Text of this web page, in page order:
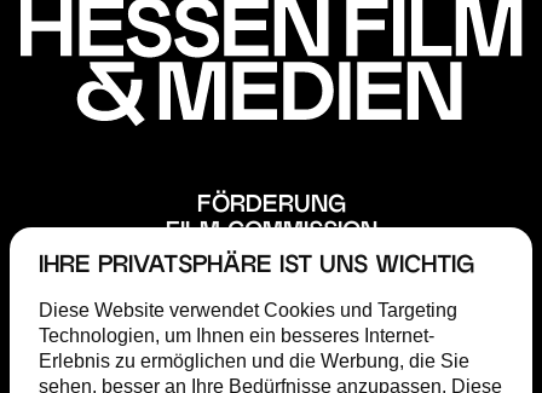
IHRE PRIVATSPHÄRE IST UNS WICHTIG
Diese Website verwendet Cookies und Targeting
Technologien, um Ihnen ein besseres Internet-
Erlebnis zu ermöglichen und die Werbung, die Sie
sehen, besser an Ihre Bedürfnisse anzupassen. Diese
FÖRDERUNG
FILM COMMISSION
ABOUT
MAGAZIN
TERMINE
PRESSE